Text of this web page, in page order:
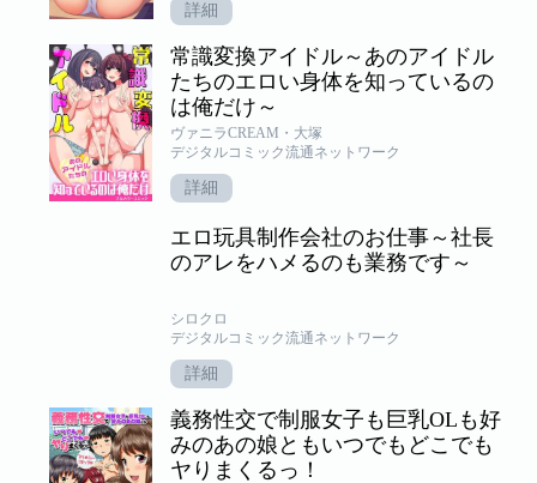
詳細
常識変換アイドル～あのアイドル
たちのエロい身体を知っているの
は俺だけ～
ヴァニラCREAM・大塚
デジタルコミック流通ネットワーク
詳細
エロ玩具制作会社のお仕事～社長
のアレをハメるのも業務です～
シロクロ
デジタルコミック流通ネットワーク
詳細
義務性交で制服女子も巨乳OLも好
みのあの娘ともいつでもどこでも
ヤりまくるっ！